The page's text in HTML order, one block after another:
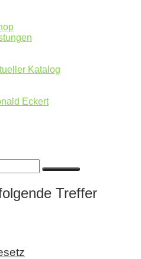
Katalog
Eckert
Treffer